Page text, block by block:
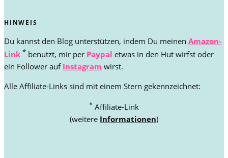
HINWEIS
Du kannst den Blog unterstützen, indem Du meinen Amazon-
Link * benutzt, mir per Paypal etwas in den Hut wirfst oder
ein Follower auf Instagram wirst.
Alle Affiliate-Links sind mit einem Stern gekennzeichnet:
* Affiliate-Link
(weitere Informationen)